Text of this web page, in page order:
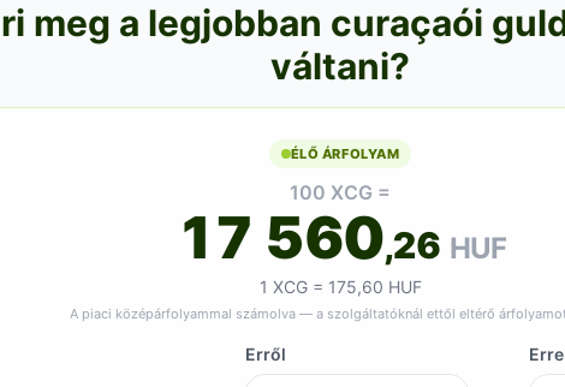
meg a legjobban curaçaói
váltani?
ÉLŐ ÁRFOLYAM
100 XCG =
17 560,26 HUF
1 XCG = 175,60 HUF
A piaci középárfolyammal számolva — a szolgáltatóknál ettől eltérő
Erről Erre